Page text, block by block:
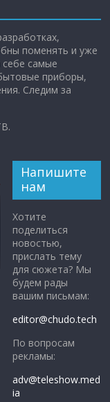
поменять и уже
самые
приборы,
Следим за
Напишите
нам
Хотите
поделиться
новостью,
прислать тему
для сюжета? Мы
будем рады
вашим письмам:
editor@chudo.tech
По вопросам
рекламы:
adv@teleshow.med
ia